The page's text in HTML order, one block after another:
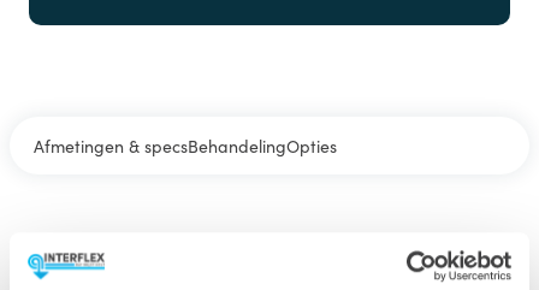
Afmetingen & specsBehandelingOpties
Afmetingen & specs